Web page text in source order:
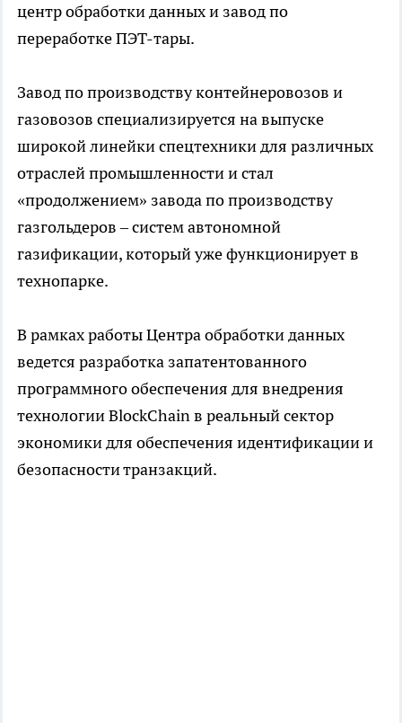
центр обработки данных и завод по
переработке ПЭТ-тары.
Завод по производству контейнеровозов и
газовозов специализируется на выпуске
широкой линейки спецтехники для различных
отраслей промышленности и стал
«продолжением» завода по производству
газгольдеров – систем автономной
газификации, который уже функционирует в
технопарке.
В рамках работы Центра обработки данных
ведется разработка запатентованного
программного обеспечения для внедрения
технологии BlockChain в реальный сектор
экономики для обеспечения идентификации и
безопасности транзакций.